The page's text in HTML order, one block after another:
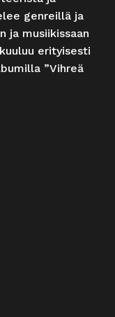
genreillä ja
ja musiikissaan
erityisesti
”Vihreä